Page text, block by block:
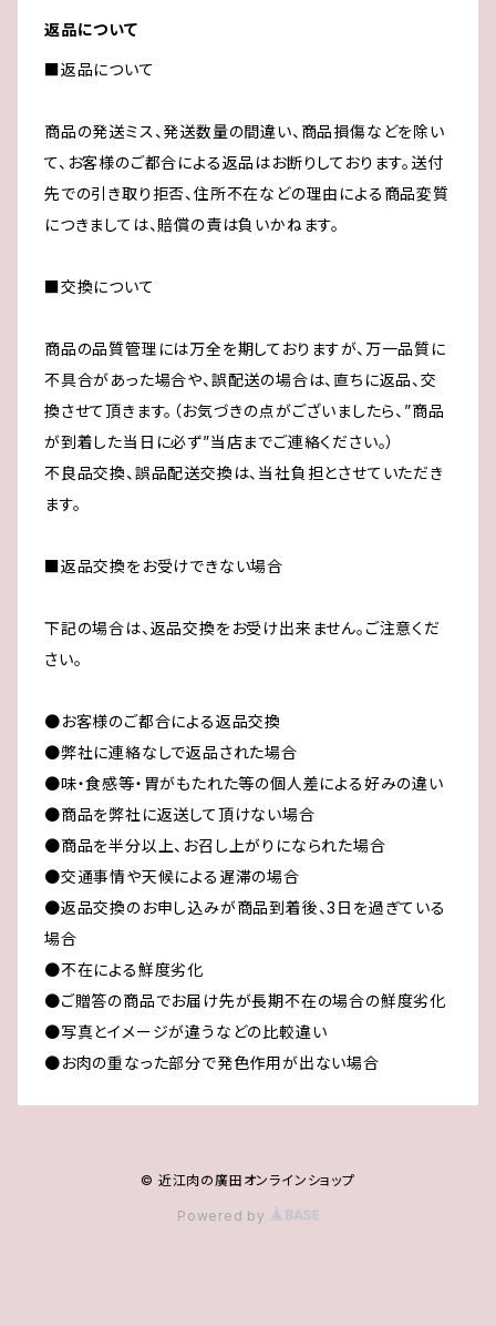
返品について
■返品について
商品の発送ミス、発送数量の間違い、商品損傷などを除い
て、お客様のご都合による返品はお断りしております。送付
先での引き取り拒否、住所不在などの理由による商品変質
につきましては、賠償の責は負いかねます。
■交換について
商品の品質管理には万全を期しておりますが、万一品質に
不具合があった場合や、誤配送の場合は、直ちに返品、交
換させて頂きます。（お気づきの点がございましたら、”商品
が到着した当日に必ず”当店までご連絡ください。）
不良品交換、誤品配送交換は、当社負担とさせていただき
ます。
■返品交換をお受けできない場合
下記の場合は、返品交換をお受け出来ません。ご注意くだ
さい。
●お客様のご都合による返品交換
●弊社に連絡なしで返品された場合
●味・食感等・胃がもたれた等の個人差による好みの違い
●商品を弊社に返送して頂けない場合
●商品を半分以上、お召し上がりになられた場合
●交通事情や天候による遅滞の場合
●返品交換のお申し込みが商品到着後、3日を過ぎている
場合
●不在による鮮度劣化
●ご贈答の商品でお届け先が長期不在の場合の鮮度劣化
●写真とイメージが違うなどの比較違い
●お肉の重なった部分で発色作用が出ない場合
© 近江肉の廣田オンラインショップ
Powered by